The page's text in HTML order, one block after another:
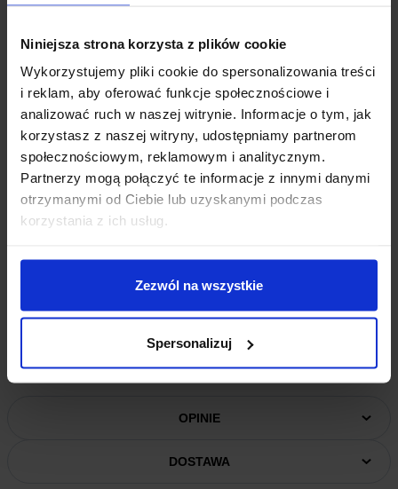
Niniejsza strona korzysta z plików cookie
Wykorzystujemy pliki cookie do spersonalizowania treści
i reklam, aby oferować funkcje społecznościowe i
analizować ruch w naszej witrynie. Informacje o tym, jak
korzystasz z naszej witryny, udostępniamy partnerom
społecznościowym, reklamowym i analitycznym.
Partnerzy mogą połączyć te informacje z innymi danymi
otrzymanymi od Ciebie lub uzyskanymi podczas
korzystania z ich usług.
Zezwól na wszystkie
Spersonalizuj
Twojemu Raspberry Pi 5 najlepsze warunki do pracy.
SPECYFIKACJA RASPBERRY PI ACTIVE
COOLER
Napięcie wejściowe: 5V DC dostarczane przez
czteropinowe złącze wentylatora na Raspberry Pi 5
Regulacja prędkości wentylatora:
Kontrola modulacji
szerokości impulsu z tachometrem
Maksymalny przepływ powietrza:1.09 CFM
Maksymalna prędkość wentylatora:
PRZYDATNE LINKI
Dokumentacja Raspberry Pi Active Cooler
OPINIE
DOSTAWA